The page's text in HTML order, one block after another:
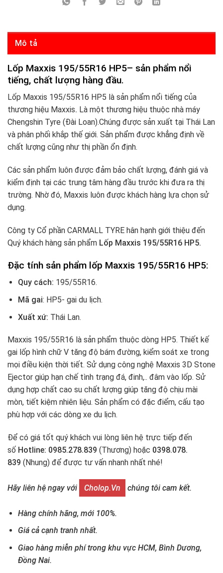
Mô tả
Lốp Maxxis 195/55R16 HP5– sản phẩm nổi
tiếng, chất lượng hàng đầu.
Lốp Maxxis 195/55R16 HP5 là sản phẩm nổi tiếng của
thương hiệu Maxxis. Là một thương hiệu thuộc nhà máy
Chengshin Tyre (Đài Loan).Chúng được sản xuất tại Thái Lan
và phân phối khắp thế giới. Sản phẩm được khẳng định về
chất lượng cũng như thị phần ổn định.
Các sản phẩm luôn được đảm bảo chất lượng, đánh giá và
kiểm định tại các trung tâm hàng đầu trước khi đưa ra thị
trường. Nhờ đó, Maxxis luôn được khách hàng lựa chọn sử
dụng.
Công ty Cổ phần CARMALL TYRE hân hạnh giới thiệu đến
Quý khách hàng sản phẩm Lốp Maxxis 195/55R16 HP5.
Đặc tính sản phẩm lốp Maxxis 195/55R16 HP5:
Quy cách: 195/55R16.
Mã gai: HP5- gai du lịch.
Xuất xứ: Thái Lan.
Maxxis 195/55R16 là sản phẩm thuộc dòng HP5. Thiết kế
gai lốp hình chữ V tăng độ bám đường, kiểm soát xe trong
mọi điều kiện thời tiết. Sử dụng công nghệ Maxxis 3D Stone
Ejector giúp hạn chế tình trạng đá, đinh,.. đâm vào lốp. Sử
dụng hợp chất cao su chất lượng giúp tăng độ chịu mài
mòn, tiết kiệm nhiên liệu. Sản phẩm có đặc điểm, cấu tạo
phù hợp với các dòng xe du lịch.
Để có giá tốt quý khách vui lòng liên hệ trực tiếp đến
số Hotline: 0985.278.839 (Thương) hoặc 0398.078.
839 (Nhung) để được tư vấn nhanh nhất nhé!
Hãy liên hệ ngay với Cholop.vn chúng tôi cam kết.
Hàng chính hãng, mới 100%.
Giá cả cạnh tranh nhất.
Giao hàng miễn phí trong khu vực HCM, Bình Dương,
Đồng Nai.